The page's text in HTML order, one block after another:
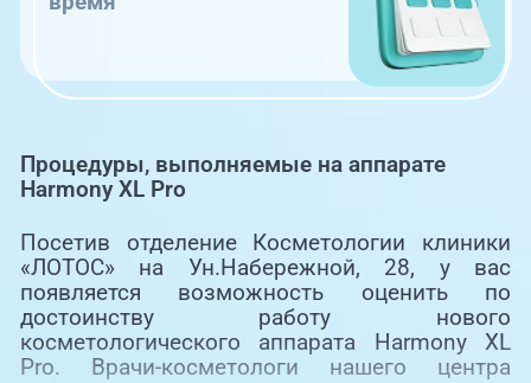
Процедуры, выполняемые на аппарате
Harmony XL Pro
Посетив отделение Косметологии клиники
«ЛОТОС» на Ун.Набережной, 28, у вас
появляется возможность оценить по
достоинству работу нового
косметологического аппарата Harmony XL
Pro. Врачи-косметологи нашего центра